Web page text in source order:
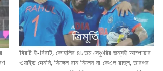
বিরাট ই-বিরাট, কোহলির ৪৮তম সেঞ্চুরির জন্যই আম্পায়ার
ওয়াইড দেননি, সিঙ্গেল রান নিলেন না কেএল রাহুল, তারপর